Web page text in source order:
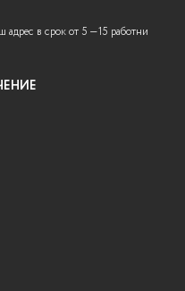
адрес в срок от 5 —15 работни